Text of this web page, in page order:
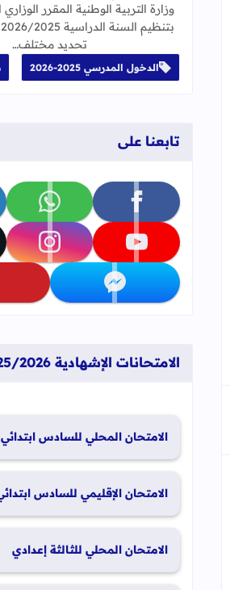
العلامات المرجعية
وزارة التربية الوطنية المقرر
تحديد مختلف…
الدخول المدرسي 2025-2026
تابعنا على
تابعنا على facebook تابعنا على whatsapp
تابعنا على youtube تابعنا على instagram
تابعنا على messenger
الامتحانات الإشهادية 2025/2026
الامتحان المحلي للسادس ابتدائي
الامتحان الإقليمي للسادس
الامتحان المحلي للثالثة إعدادي